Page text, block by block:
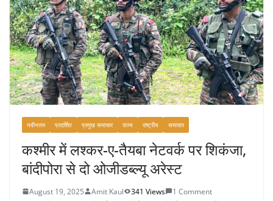
o
k
नवीनतम प्रदर्शित प्रमुख समाचार राज्य राष्ट्रीय समाचार
कश्मीर में लश्कर-ए-तैयबा नेटवर्क पर शिकंजा,
बांदीपोरा से दो ओजीडब्ल्यू अरेस्ट
August 19, 2025 Amit Kaul 341 Views
1 Comment